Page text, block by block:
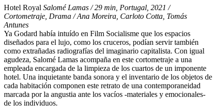
Hotel Royal Salomé Lamas / 29 min, Portugal, 2021 /
Cortometraje, Drama / Ana Moreira, Carloto Cotta, Tomás
Antunes
Ya Godard había intuído en Film Socialisme que los espacios
diseñados para el lujo, como los cruceros, podían servir también
como extrañadas radiografías del imaginario capitalista. Con igual
agudeza, Salomé Lamas acompaña en este cortometraje a una
empleada encargada de la limpieza de los cuartos de un imponente
hotel. Una inquietante banda sonora y el inventario de los objetos de
cada habitación componen este retrato de una contemporaneidad
marcada por la angustia ante los vacíos -materiales y emocionales-
de los individuos.